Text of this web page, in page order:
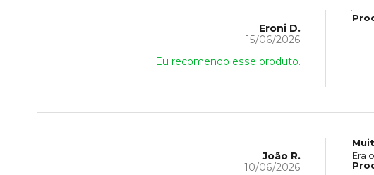
Eroni D.
15/06/2026
Eu recomendo esse produto.
João R.
10/06/2026
Era